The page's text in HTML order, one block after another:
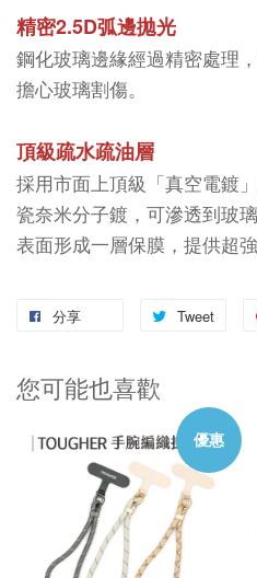
精密2.5D弧邊拋光
鋼化玻璃邊緣經過精密處理
擔心玻璃割傷。
頂級疏水疏油層
採用市面上頂級「真空電鍍
瓷奈米分子鍍，可滲透到玻
表面形成一層保膜，提供超
分享 Tweet
您可能也喜歡
優惠